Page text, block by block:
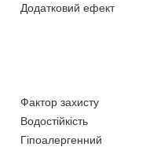
Додатковий ефект
Фактор захисту
Водостійкість
Гіпоалергенний